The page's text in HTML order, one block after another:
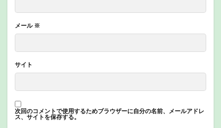
メール ※
サイト
次回のコメントで使用するためブラウザーに自分の名前、メールアドレ
ス、サイトを保存する。